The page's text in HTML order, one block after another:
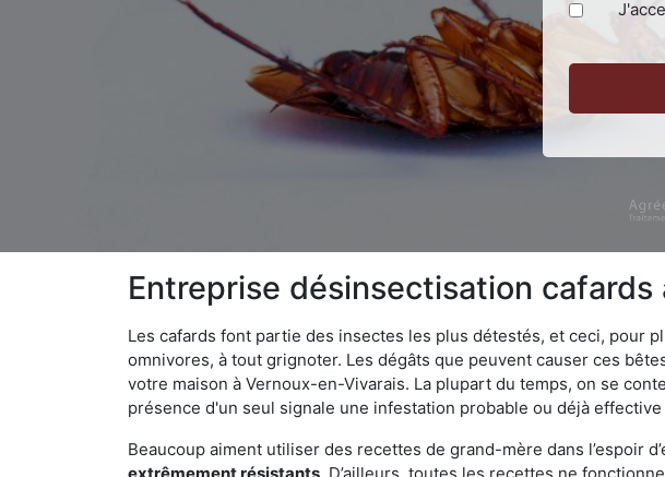
Entreprise désinsectisation
Les cafards font partie des insectes les plus détestés, et ceci, pour
omnivores, à tout grignoter. Les dégâts que peuvent causer ces
votre maison à Vernoux-en-Vivarais. La plupart du temps, on se
présence d'un seul signale une infestation probable ou déjà
Beaucoup aiment utiliser des recettes de grand-mère dans l’espoir